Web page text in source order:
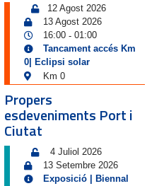
12 Agost 2026
13 Agost 2026
16:00- 01:00
Tancament accés Km
0| Eclipsi solar
Km 0
Propers
esdeveniments Port i
Ciutat
4 Juliol 2026
13 Setembre 2026
Exposició | Biennal